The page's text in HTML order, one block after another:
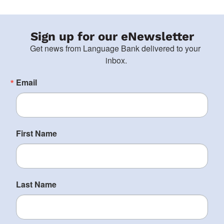
Sign up for our eNewsletter
Get news from Language Bank delivered to your
inbox.
Email
First Name
Last Name